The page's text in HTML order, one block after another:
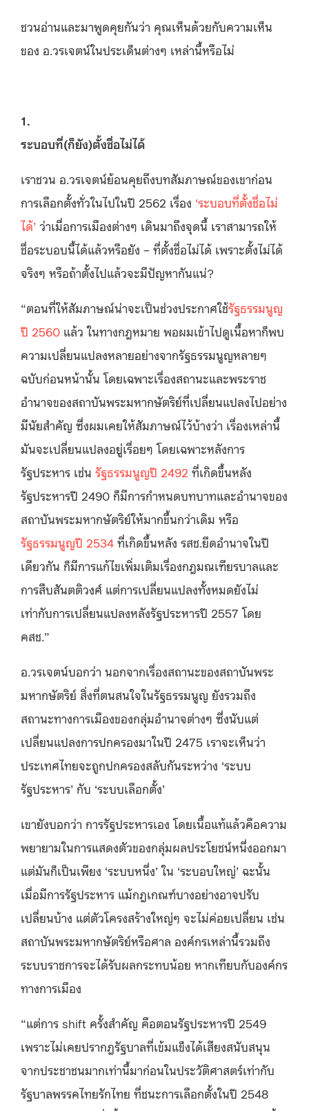
ชวนอ่านและมาพูดคุยกันว่า คุณเห็นด้วยกับความเห็น
ของ อ.วรเจตน์ในประเด็นต่างๆ เหล่านี้หรือไม่
1.
ระบอบที่(ก็ยัง)ตั้งชื่อไม่ได้
เราชวน อ.วรเจตน์ย้อนคุยถึงบทสัมภาษณ์ของเขาก่อน
การเลือกตั้งทั่วในไปในปี 2562 เรื่อง ‘ระบอบที่ตั้งชื่อไม่
ได้’ ว่าเมื่อการเมืองต่างๆ เดินมาถึงจุดนี้ เราสามารถให้
ชื่อระบอบนี้ได้แล้วหรือยัง – ที่ตั้งชื่อไม่ได้ เพราะตั้งไม่ได้
จริงๆ หรือถ้าตั้งไปแล้วจะมีปัญหากันแน่?
“ตอนที่ให้สัมภาษณ์น่าจะเป็นช่วงประกาศใช้รัฐธรรมนูญ
ปี 2560 แล้ว ในทางกฎหมาย พอผมเข้าไปดูเนื้อหาก็พบ
ความเปลี่ยนแปลงหลายอย่างจากรัฐธรรมนูญหลายๆ
ฉบับก่อนหน้านั้น โดยเฉพาะเรื่องสถานะและพระราช
อำนาจของสถาบันพระมหากษัตริย์ที่เปลี่ยนแปลงไปอย่าง
มีนัยสำคัญ ซึ่งผมเคยให้สัมภาษณ์ไว้บ้างว่า เรื่องเหล่านี้
มันจะเปลี่ยนแปลงอยู่เรื่อยๆ โดยเฉพาะหลังการ
รัฐประหาร เช่น รัฐธรรมนูญปี 2492 ที่เกิดขึ้นหลัง
รัฐประหารปี 2490 ก็มีการกำหนดบทบาทและอำนาจของ
สถาบันพระมหากษัตริย์ให้มากขึ้นกว่าเดิม หรือ
รัฐธรรมนูญปี 2534 ที่เกิดขึ้นหลัง รสช.ยึดอำนาจในปี
เดียวกัน ก็มีการแก้ไขเพิ่มเติมเรื่องกฎมณเฑียรบาลและ
การสืบสันตติวงศ์ แต่การเปลี่ยนแปลงทั้งหมดยังไม่
เท่ากับการเปลี่ยนแปลงหลังรัฐประหารปี 2557 โดย
คสช.”
อ.วรเจตน์บอกว่า นอกจากเรื่องสถานะของสถาบันพระ
มหากษัตริย์ สิ่งที่ตนสนใจในรัฐธรรมนูญ ยังรวมถึง
สถานะทางการเมืองของกลุ่มอำนาจต่างๆ ซึ่งนับแต่
เปลี่ยนแปลงการปกครองมาในปี 2475 เราจะเห็นว่า
ประเทศไทยจะถูกปกครองสลับกันระหว่าง ‘ระบบ
รัฐประหาร’ กับ ‘ระบบเลือกตั้ง’
เขายังบอกว่า การรัฐประหารเอง โดยเนื้อแท้แล้วคือความ
พยายามในการแสดงตัวของกลุ่มผลประโยชน์หนึ่งออกมา
แต่มันก็เป็นเพียง ‘ระบบหนึ่ง’ ใน ‘ระบอบใหญ่’ ฉะนั้น
เมื่อมีการรัฐประหาร แม้กฎเกณฑ์บางอย่างอาจปรับ
เปลี่ยนบ้าง แต่ตัวโครงสร้างใหญ่ๆ จะไม่ค่อยเปลี่ยน เช่น
สถาบันพระมหากษัตริย์หรือศาล องค์กรเหล่านี้รวมถึง
ระบบราชการจะได้รับผลกระทบน้อย หากเทียบกับองค์กร
ทางการเมือง
“แต่การ shift ครั้งสำคัญ คือตอนรัฐประหารปี 2549
เพราะไม่เคยปรากฎรัฐบาลที่เข้มแข็งได้เสียงสนับสนุน
จากประชาชนมากเท่านี้มาก่อนในประวัติศาสตร์เท่ากับ
รัฐบาลพรรคไทยรักไทย ที่ชนะการเลือกตั้งในปี 2548